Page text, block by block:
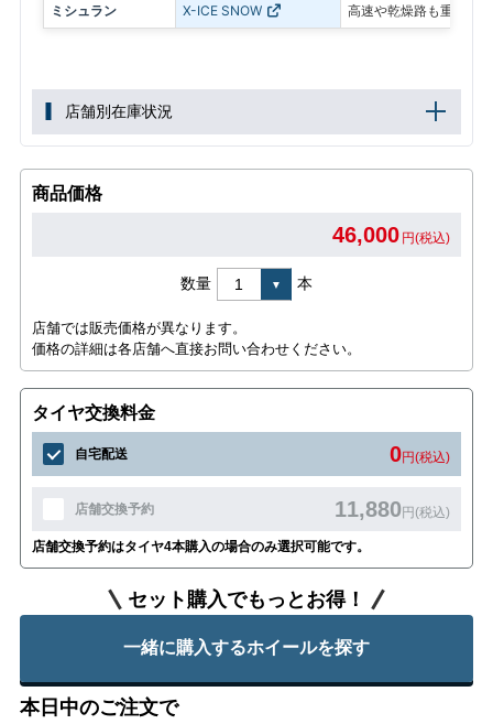
ミシュラン X-ICE SNOW 高速や乾燥路も重視し
店舗別在庫状況
商品価格
46,000 円(税込)
数量 本
店舗では販売価格が異なります。
価格の詳細は各店舗へ直接お問い合わせください。
タイヤ交換料金
自宅配送 0円(税込)
店舗交換予約 11,880円(税込)
店舗交換予約はタイヤ4本購入の場合のみ選択可能です。
セット購入でもっとお得！
一緒に購入するホイールを探す
本日中のご注文で